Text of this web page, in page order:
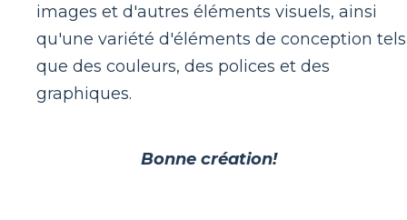
images et d'autres éléments visuels, ainsi
qu'une variété d'éléments de conception tels
que des couleurs, des polices et des
graphiques.
Bonne création!